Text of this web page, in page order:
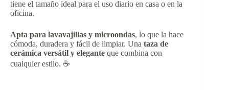
tiene el tamaño ideal para el uso diario en casa o en la
oficina.
Apta para lavavajillas y microondas, lo que la hace
cómoda, duradera y fácil de limpiar. Una taza de
cerámica versátil y elegante que combina con
cualquier estilo. ☕